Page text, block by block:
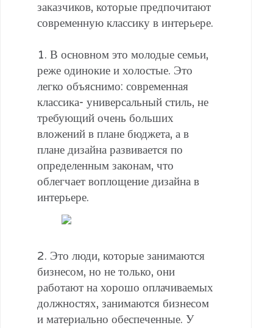
заказчиков, которые предпочитают
современную классику в интерьере.
1. В основном это молодые семьи,
реже одинокие и холостые. Это
легко объяснимо: современная
классика- универсальный стиль, не
требующий очень больших
вложений в плане бюджета, а в
плане дизайна развивается по
определенным законам, что
облегчает воплощение дизайна в
интерьере.
2. Это люди, которые занимаются
бизнесом, но не только, они
работают на хорошо оплачиваемых
должностях, занимаются бизнесом
и материально обеспеченные. У